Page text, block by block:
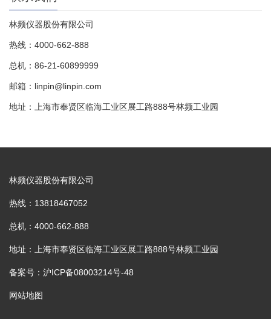
林频仪器股份有限公司
热线：4000-662-888
总机：86-21-60899999
邮箱：linpin@linpin.com
地址：上海市奉贤区临海工业区展工路888号林频工业园
林频仪器股份有限公司
热线：13818467052
总机：4000-662-888
地址：上海市奉贤区临海工业区展工路888号林频工业园
备案号：沪ICP备08003214号-48
网站地图